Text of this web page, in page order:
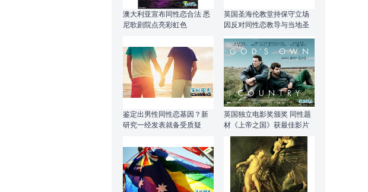
澳大利亚宣布同性恋合法 悉
尼歌剧院点亮彩虹色
英国圣海伦教堂持保守立场
因反对同性恋教导与当地圣
鉴定出男性同性恋基因？新
研究一经发表就备受质疑
英国独立电影奖颁奖 同性题
材《上帝之国》获最佳影片